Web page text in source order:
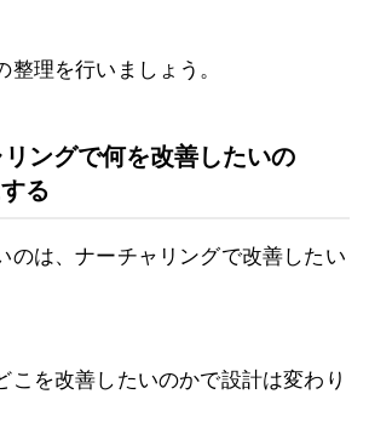
整理を行いましょう。
ングで何を改善したいの
る
のは、ナーチャリングで改善したい
こを改善したいのかで設計は変わり